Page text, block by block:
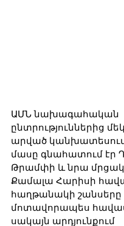
ԱՄՆ նախագահական
ընտրություններից
արված
մասը գնահատում էր
Թրամփի և նրա
Քամալա Հարիսի
հաղթանակի շանսերը
մոտավորապես
սակայն արդյունքում